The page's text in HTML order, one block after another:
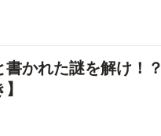
書かれた謎を解け！？